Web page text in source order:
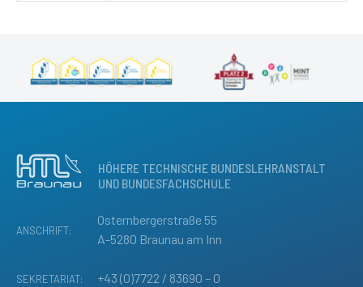
HÖHERE TECHNISCHE BUNDESLEHRANSTALT
UND BUNDESFACHSCHULE
ANSCHRIFT:
Osternbergerstraße 55
A-5280 Braunau am Inn
SEKRETARIAT: +43 (0)7722 / 83690 – 0